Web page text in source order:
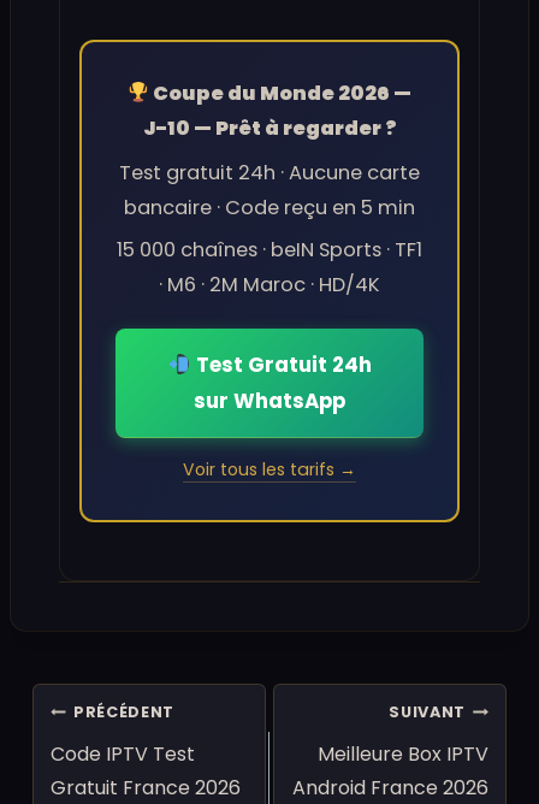
Coupe du Monde 2026 —
J-10 — Prêt à regarder ?
Test gratuit 24h · Aucune carte
bancaire · Code reçu en 5 min
15 000 chaînes · beIN Sports · TF1
· M6 · 2M Maroc · HD/4K
Test Gratuit 24h
sur WhatsApp
Voir tous les tarifs →
Navigation
l’article
PRÉCÉDENT
Code IPTV Test
Gratuit France 2026
SUIVANT
Meilleure Box IPTV
Android France 2026